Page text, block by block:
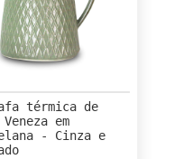
térmica de
em
- Cinza e